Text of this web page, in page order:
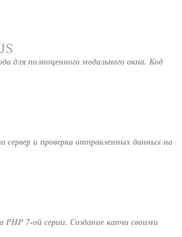
для полноценного модального окна. Код
и проверка отправленных данных на
7-ой серии. Создание капчи своими